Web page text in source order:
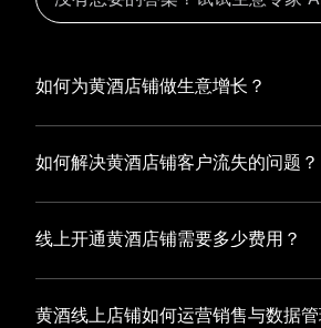
如何为黄酒店铺做生意增长？
为黄酒店铺实现持续生意增长，您可以通
的一体化解决方案，整合线上线下资源，
铺的运营效率，促进业务增长。
如何解决黄酒店铺客户流失的问题？
黄酒店铺精细化运营，有赞私域运营助您
流失问题，通过有赞微商城、有赞小程序
购率，实现业绩增长！
线上开通黄酒店铺需要多少费用？
选择有赞新零售，您可以开通黄酒店铺，
您的有赞微商城，我们为您提供有赞微商
黄酒线上店铺如何运营销售与数据管